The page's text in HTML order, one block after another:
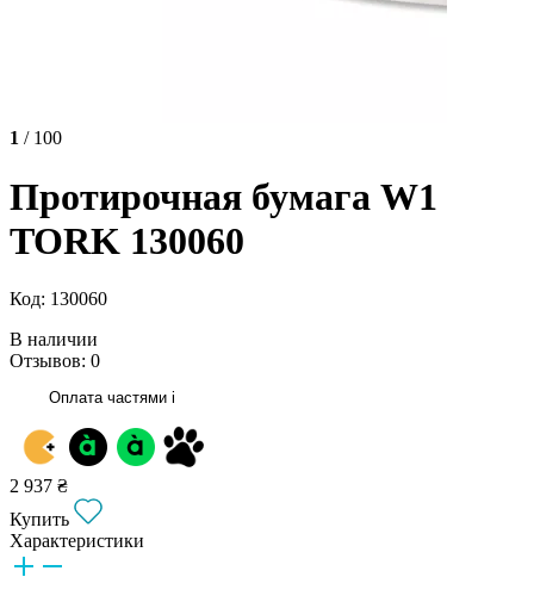
1 / 100
Протирочная бумага W1
TORK 130060
Код: 130060
В наличии
Отзывов: 0
Оплата частями i
2 937 ₴
Купить
Характеристики